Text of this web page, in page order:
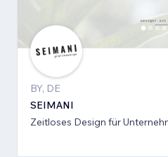
BY, DE
SEIMANI
Zeitloses Design für